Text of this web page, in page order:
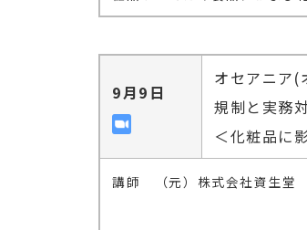
9月9日
オセアニア(
規制と実務
＜化粧品に
講師 （元）株式会社資生堂